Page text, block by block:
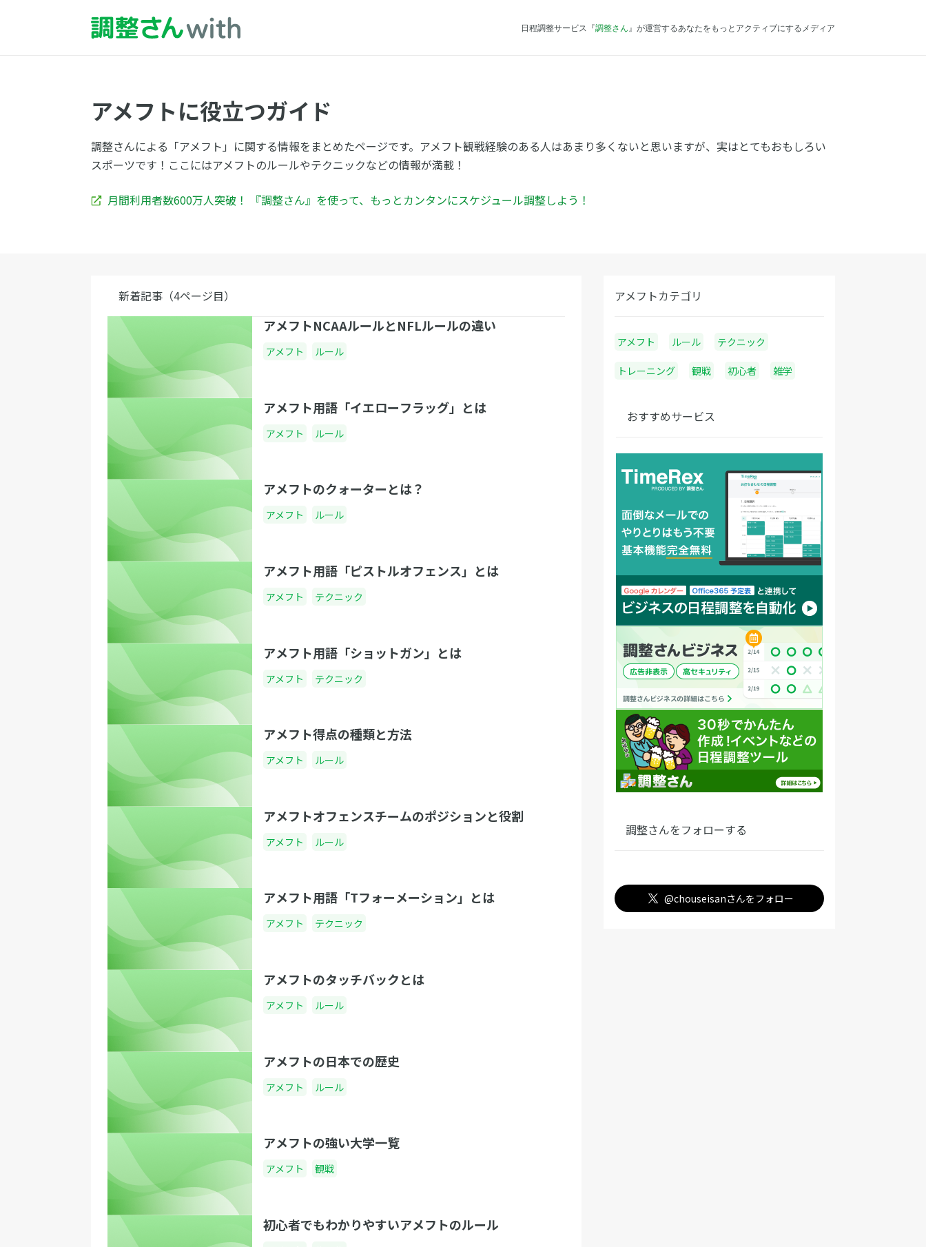
日程調整サービス『調整さん 』が運営するあなたをもっとアクティブにするメディア
アメフトに役立つガイド
調整さんによる「アメフト」に関する情報をまとめたページです。アメフト観戦経験のある人はあまり多くないと思いますが、実はとてもおもしろい
スポーツです！ここにはアメフトのルールやテクニックなどの情報が満載！
月間利用者数600万人突破！ 『調整さん』を使って、もっとカンタンにスケジュール調整しよう！
新着記事（4ページ目）
アメフトNCAAルールとNFLルールの違い
アメフト ルール
アメフト用語「イエローフラッグ」とは
アメフト ルール
アメフトのクォーターとは？
アメフト ルール
アメフト用語「ピストルオフェンス」とは
アメフト テクニック
アメフト用語「ショットガン」とは
アメフト テクニック
アメフト得点の種類と方法
アメフト ルール
アメフトオフェンスチームのポジションと役割
アメフト ルール
アメフト用語「Tフォーメーション」とは
アメフト テクニック
アメフトのタッチバックとは
アメフト ルール
アメフトの日本での歴史
アメフト ルール
アメフトの強い大学一覧
アメフト 観戦
初心者でもわかりやすいアメフトのルール
アメフトカテゴリ
アメフト ルール テクニック
トレーニング 観戦 初心者 雑学
おすすめサービス
調整さんをフォローする
@chouseisanさんをフォロー